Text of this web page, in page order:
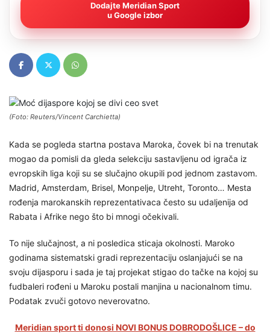
Dodajte Meridian Sport
u Google izbor
(Foto: Reuters/Vincent Carchietta)
Kada se pogleda startna postava Maroka, čovek bi na trenutak
mogao da pomisli da gleda selekciju sastavljenu od igrača iz
evropskih liga koji su se slučajno okupili pod jednom zastavom.
Madrid, Amsterdam, Brisel, Monpelje, Utreht, Toronto… Mesta
rođenja marokanskih reprezentativaca često su udaljenija od
Rabata i Afrike nego što bi mnogi očekivali.
To nije slučajnost, a ni posledica sticaja okolnosti. Maroko
godinama sistematski gradi reprezentaciju oslanjajući se na
svoju dijasporu i sada je taj projekat stigao do tačke na kojoj su
fudbaleri rođeni u Maroku postali manjina u nacionalnom timu.
Podatak zvuči gotovo neverovatno.
Meridian sport ti donosi NOVI BONUS DOBRODOŠLICE – do